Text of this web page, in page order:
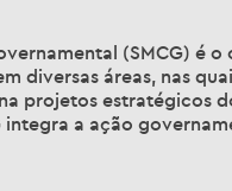
(SMCG) é
diversas áreas, nas
projetos estratégicos
integra a ação